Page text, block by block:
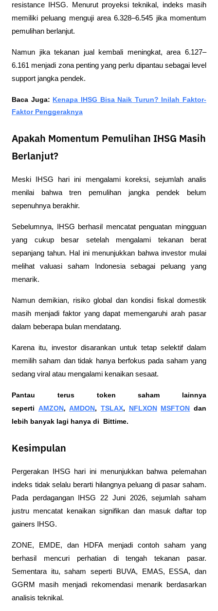
resistance IHSG. Menurut proyeksi teknikal, indeks masih
memiliki peluang menguji area 6.328–6.545 jika momentum
pemulihan berlanjut.
Namun jika tekanan jual kembali meningkat, area 6.127–
6.161 menjadi zona penting yang perlu dipantau sebagai level
support jangka pendek.
Baca Juga: Kenapa IHSG Bisa Naik Turun? Inilah Faktor-
Faktor Penggeraknya
Apakah Momentum Pemulihan IHSG Masih
Berlanjut?
Meski IHSG hari ini mengalami koreksi, sejumlah analis
menilai bahwa tren pemulihan jangka pendek belum
sepenuhnya berakhir.
Sebelumnya, IHSG berhasil mencatat penguatan mingguan
yang cukup besar setelah mengalami tekanan berat
sepanjang tahun. Hal ini menunjukkan bahwa investor mulai
melihat valuasi saham Indonesia sebagai peluang yang
menarik.
Namun demikian, risiko global dan kondisi fiskal domestik
masih menjadi faktor yang dapat memengaruhi arah pasar
dalam beberapa bulan mendatang.
Karena itu, investor disarankan untuk tetap selektif dalam
memilih saham dan tidak hanya berfokus pada saham yang
sedang viral atau mengalami kenaikan sesaat.
Pantau terus token saham lainnya
seperti AMZON, AMDON, TSLAX, NFLXON MSFTON dan
lebih banyak lagi hanya di  Bittime.
Kesimpulan
Pergerakan IHSG hari ini menunjukkan bahwa pelemahan
indeks tidak selalu berarti hilangnya peluang di pasar saham.
Pada perdagangan IHSG 22 Juni 2026, sejumlah saham
justru mencatat kenaikan signifikan dan masuk daftar top
gainers IHSG.
ZONE, EMDE, dan HDFA menjadi contoh saham yang
berhasil mencuri perhatian di tengah tekanan pasar.
Sementara itu, saham seperti BUVA, EMAS, ESSA, dan
GGRM masih menjadi rekomendasi menarik berdasarkan
analisis teknikal.